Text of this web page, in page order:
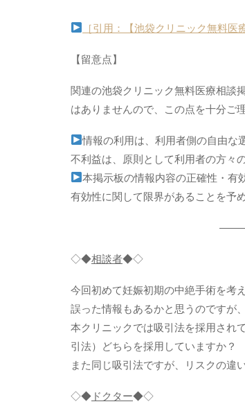
［引用：【池袋クリニック無料医
【留意点】
関連の池袋クリニック無料医療相談
はありませんので、この点を十分ご
情報の利用は、利用者側の自由な
不利益は、原則として利用者の方々
本掲示板の情報内容の正確性・有
有効性に関して限界があることを予
◇◆相談者◆◇
今回初めて妊娠初期の中絶手術を考
誤った情報もあるかと思うのですが
本クリニックでは吸引法を採用され
引法）どちらを採用していますか？
また同じ吸引法ですが、リスクの違
◇◆ ドクター◆◇